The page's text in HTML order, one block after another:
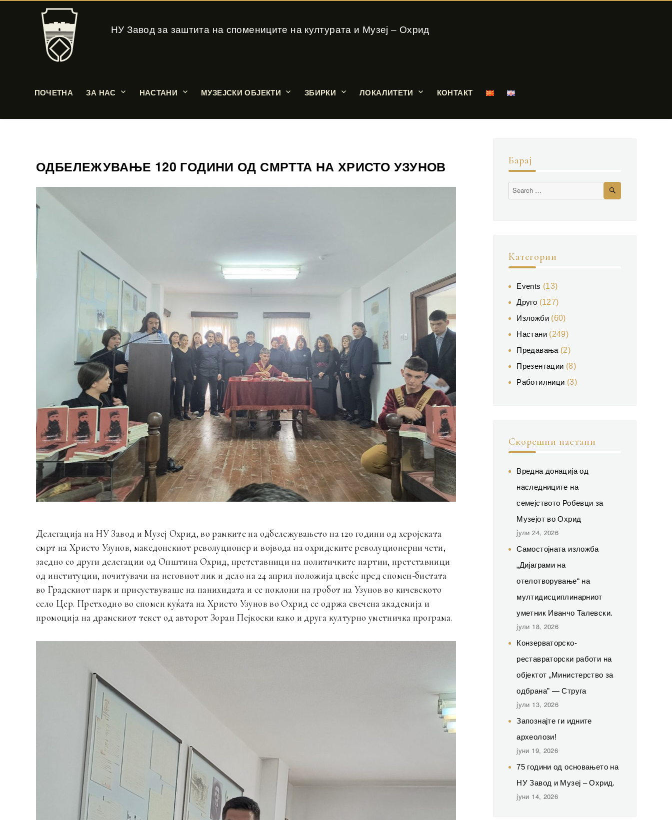
НУ Завод за заштита на спомениците на културата и Музеј – Охрид
ПОЧЕТНА ЗА НАС НАСТАНИ МУЗЕЈСКИ ОБЈЕКТИ ЗБИРКИ ЛОКАЛИТЕТИ КОНТАКТ
ОДБЕЛЕЖУВАЊЕ 120 ГОДИНИ ОД СМРТТА НА ХРИСТО УЗУНОВ
Делегација на НУ Завод и Музеј Охрид, во рамките на одбележувањето на 120 години од херојската
смрт на Христо Узунов, македонскиот револуционер и војвода на охридските револуционерни чети,
заедно со други делегации од Општина Охрид, претставници на политичките партии, претставници
од институции, почитувачи на неговиот лик и дело на 24 април положија цвеќе пред спомен-бистата
во Градскиот парк и присуствуваше на панихидата и се поклони на гробот на Узунов во кичевското
село Цер. Претходно во спомен куќата на Христо Узунов во Охрид се одржа свечена академија и
промоција на драмскиот текст од авторот Зоран Пејкоски како и друга културно уметничка програма.
Барај
Search
Search
Категории
Events (13)
Друго (127)
Изложби(60)
Настани(249)
Предавања (2)
Презентации (8)
Работилници (3)
Скорешни настани
Вредна донација од
наследниците на
семејството Робевци за
Музејот во Охрид
јули 24, 2026
Самостојната изложба
„Дијаграми на
отелотворување“ на
мултидисциплинарниот
уметник Иванчо Талевски.
јули 18, 2026
Конзерваторско-
реставраторски работи на
објектот „Министерство за
одбрана” — Струга
јули 13, 2026
Запознајте ги идните
археолози!
јуни 19, 2026
75 години од основањето на
НУ Завод и Музеј – Охрид.
јуни 14, 2026